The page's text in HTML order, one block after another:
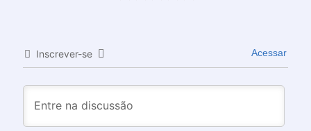
Inscrever-se Acessar